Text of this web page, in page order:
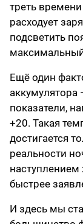
треть
расходует
подсветить
Ещё один
аккумулятора
показатели,
+20. Такая
достигается
реальности
наступлением
быстрее
И здесь мы